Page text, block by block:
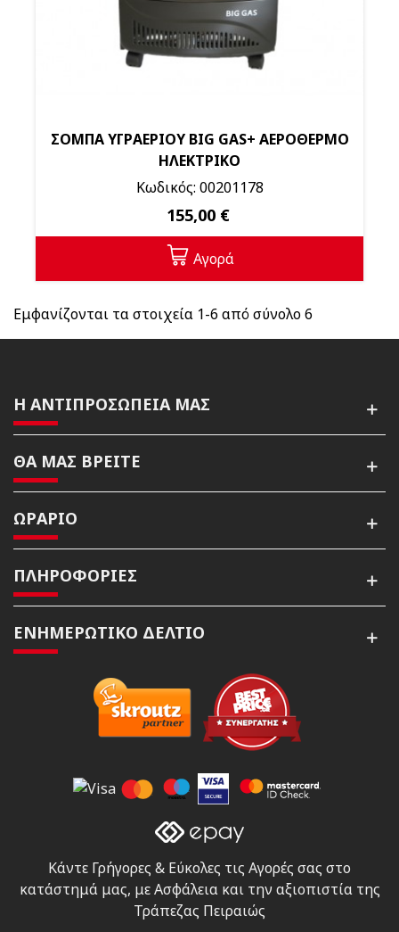
ΣΟΜΠΑ ΥΓΡΑΕΡΙΟΥ BIG GAS+ ΑΕΡΟΘΕΡΜΟ
ΗΛΕΚΤΡΙΚΟ
Κωδικός: 00201178
155,00 €
Αγορά
Εμφανίζονται τα στοιχεία 1-6 από σύνολο 6
Η ΑΝΤΙΠΡΟΣΩΠΕΙΑ ΜΑΣ
ΘΑ ΜΑΣ ΒΡΕΙΤΕ
ΩΡΑΡΙΟ
ΠΛΗΡΟΦΟΡΙΕΣ
ΕΝΗΜΕΡΩΤΙΚΌ ΔΕΛΤΊΟ
Κάντε Γρήγορες & Εύκολες τις Αγορές σας στο
κατάστημά μας, με Ασφάλεια και την αξιοπιστία της
Τράπεζας Πειραιώς